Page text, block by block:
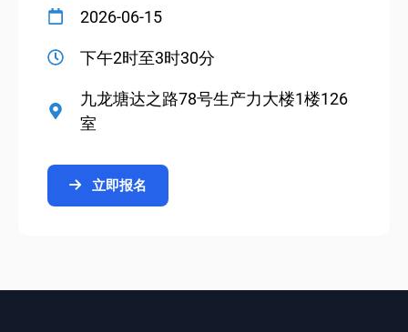
2026-06-15
下午2时至3时30分
九龙塘达之路78号生产力大楼1楼126
室
立即报名